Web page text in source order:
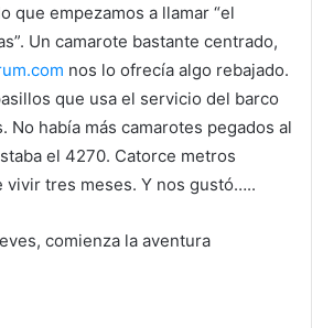
que empezamos a llamar “el
Un camarote bastante centrado,
nos lo ofrecía algo rebajado.
que usa el servicio del barco
No había más camarotes pegados al
el 4270. Catorce metros
vivir tres meses. Y nos gustó…..
comienza la aventura